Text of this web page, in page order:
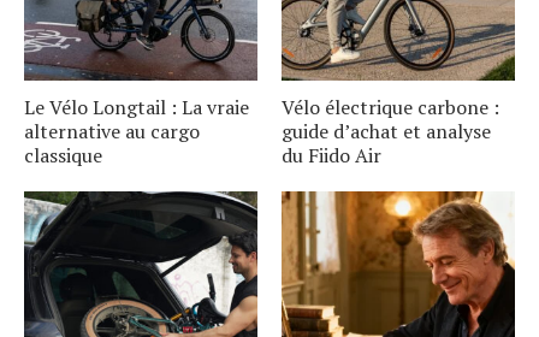
Le Vélo Longtail : La vraie
alternative au cargo
classique
Vélo électrique carbone :
guide d’achat et analyse
du Fiido Air